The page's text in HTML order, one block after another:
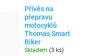
Přívěs na
přepravu
motocyklů
Thomas Smart
Biker
Skladem (3 ks)